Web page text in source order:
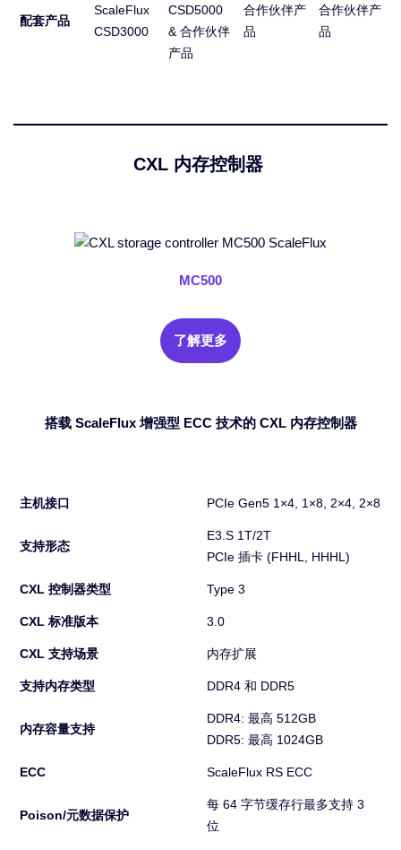
配套产品
ScaleFlux
CSD3000
CSD5000
& 合作伙伴
产品
合作伙伴产
品
合作伙伴产
品
CXL 内存控制器
MC500
了解更多
搭载 ScaleFlux 增强型 ECC 技术的 CXL 内存控制器
主机接口 PCIe Gen5 1×4, 1×8, 2×4, 2×8
支持形态
E3.S 1T/2T
PCIe 插卡 (FHHL, HHHL)
CXL 控制器类型 Type 3
CXL 标准版本 3.0
CXL 支持场景 内存扩展
支持内存类型 DDR4 和 DDR5
内存容量支持
DDR4: 最高 512GB
DDR5: 最高 1024GB
ECC ScaleFlux RS ECC
Poison/元数据保护
每 64 字节缓存行最多支持 3
位